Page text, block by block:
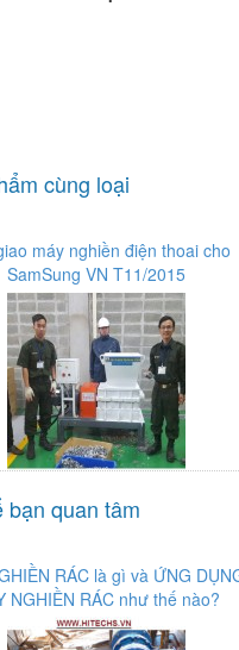
cùng loại
máy nghiền điện thoai cho
SamSung VN T11/2015
bạn quan tâm
RÁC là gì và ỨNG
NGHIỀN RÁC như thế nào?